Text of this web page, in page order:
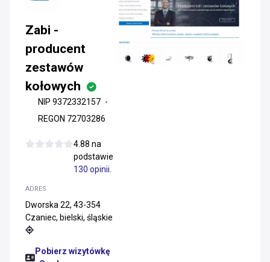
Zabi -
producent
zestawów
kołowych
NIP 9372332157
REGON 72703286
4.88 na
podstawie
130 opinii
ADRES
Dworska 22, 43-354
Czaniec, bielski, śląskie
Pobierz wizytówkę